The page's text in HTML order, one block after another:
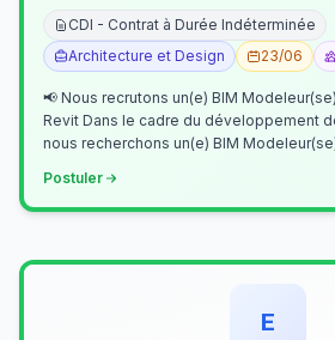
CDI - Contrat à Durée Indéterminée
Architecture et Design
23/06
📢 Nous recrutons un(e) BIM
Revit Dans le cadre du développement de nos activités BIM,
nous recherchons un(e) BIM
Postuler
E